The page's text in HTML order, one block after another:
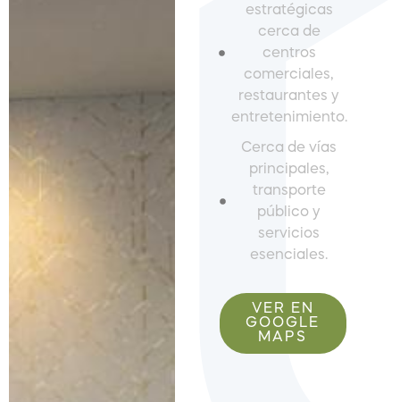
estratégicas
cerca de
centros
comerciales,
restaurantes y
entretenimiento.
Cerca de vías
principales,
transporte
público y
servicios
esenciales.
VER EN
GOOGLE
MAPS